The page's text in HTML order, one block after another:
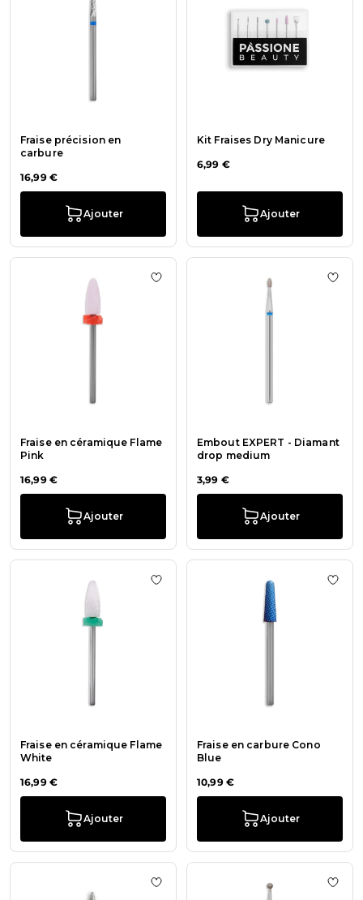
Fraise précision en
carbure
16,99 €
Ajouter
Kit Fraises Dry Manicure
6,99 €
Ajouter
Fraise en céramique Flame
Pink
16,99 €
Ajouter
Ajouter à la liste de souhaits Fraise
Embout EXPERT - Diamant
drop medium
3,99 €
Ajouter
Fraise en céramique Flame
White
16,99 €
Ajouter
Ajouter à la liste de souhaits
Fraise en carbure Cono
Blue
10,99 €
Ajouter